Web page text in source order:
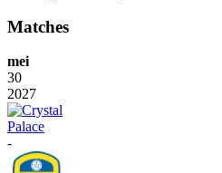
Matches
mei
30
2027
-